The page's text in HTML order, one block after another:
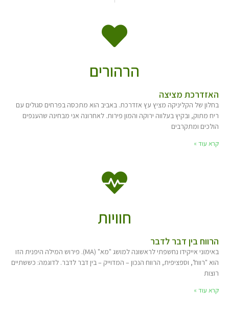
הרהורים
האזדרכת מציצה
בחלון של הקליניקה מציץ עץ אזדרכת. באביב הוא מתכסה בפרחים סגולים עם
ריח מתוק, ובקיץ בעלווה ירוקה והמון פירות. לאחרונה אני מבחינה שהענפים
הולכים ומתקרבים
קרא עוד »
חוויות
הרווח בין דבר לדבר
באימוני אייקידו נחשפתי לראשונה למושג "מא" (MA). פירוש המילה היפנית הזו
הוא "רווח", וספציפית, הרווח הנכון – המדוייק – בין דבר לדבר. לדוגמה: כששתיים
רוצות
קרא עוד »